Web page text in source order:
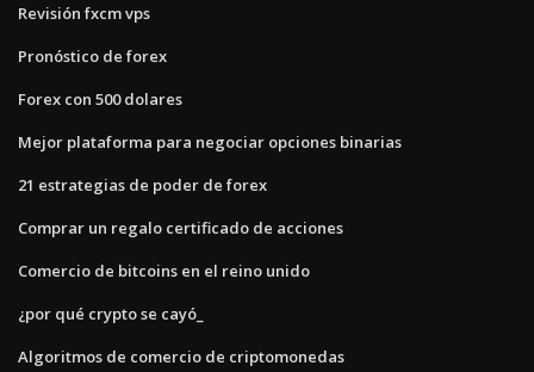
Revisión fxcm vps
Pronóstico de forex
Forex con 500 dolares
Mejor plataforma para negociar opciones binarias
21 estrategias de poder de forex
Comprar un regalo certificado de acciones
Comercio de bitcoins en el reino unido
¿por qué crypto se cayó_
Algoritmos de comercio de criptomonedas